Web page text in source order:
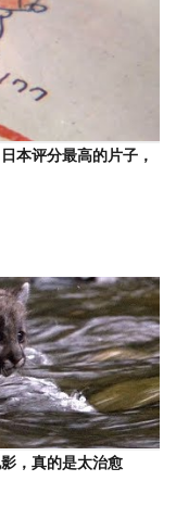
本评分最高的片子，
，真的是太治愈